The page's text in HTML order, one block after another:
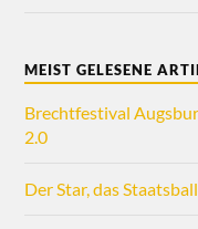
MEIST GELESENE
Brechtfestival
2.0
Der Star, das